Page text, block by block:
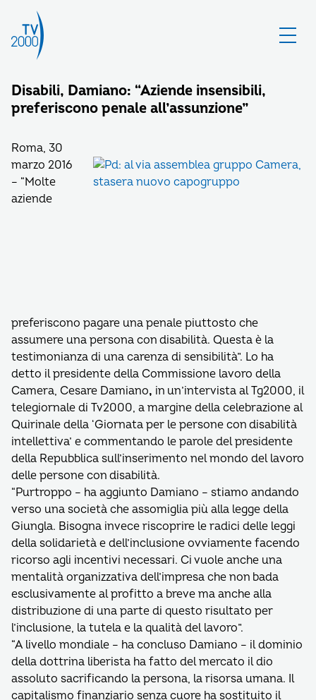
Disabili, Damiano: “Aziende insensibili,
preferiscono penale all’assunzione”
Roma, 30
marzo 2016
– “Molte
aziende
preferiscono pagare una penale piuttosto che
assumere una persona con disabilità. Questa è la
testimonianza di una carenza di sensibilità”. Lo ha
detto il presidente della Commissione lavoro della
Camera, Cesare Damiano, in un’intervista al Tg2000, il
telegiornale di Tv2000, a margine della celebrazione al
Quirinale della ‘Giornata per le persone con disabilità
intellettiva’ e commentando le parole del presidente
della Repubblica sull’inserimento nel mondo del lavoro
delle persone con disabilità.
“Purtroppo – ha aggiunto Damiano – stiamo andando
verso una società che assomiglia più alla legge della
Giungla. Bisogna invece riscoprire le radici delle leggi
della solidarietà e dell’inclusione ovviamente facendo
ricorso agli incentivi necessari. Ci vuole anche una
mentalità organizzativa dell’impresa che non bada
esclusivamente al profitto a breve ma anche alla
distribuzione di una parte di questo risultato per
l’inclusione, la tutela e la qualità del lavoro”.
“A livello mondiale – ha concluso Damiano – il dominio
della dottrina liberista ha fatto del mercato il dio
assoluto sacrificando la persona, la risorsa umana. Il
capitalismo finanziario senza cuore ha sostituito il